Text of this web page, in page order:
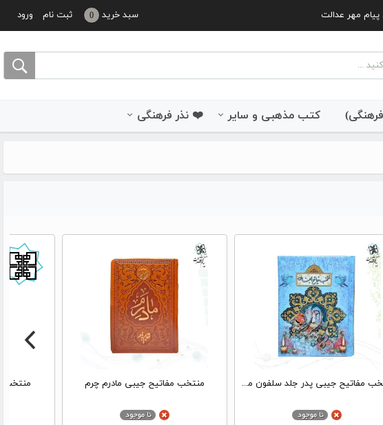
ورود ثبت نام سبد خرید 0 مهر عدالت
کتب مذهبی و سایر ❤️ نذر فرهنگی
منتخب مفاتیح جیبی پدر جلد سلفون مدل لبچاپ منتخب مفاتیح جیبی مادرم چرم منتخب